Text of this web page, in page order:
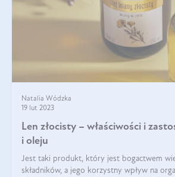
Natalia Wódzka
19 lut 2023
Len złocisty – właściwości i
i oleju
Jest taki produkt, który jest bogactwem
składników, a jego korzystny wpływ na